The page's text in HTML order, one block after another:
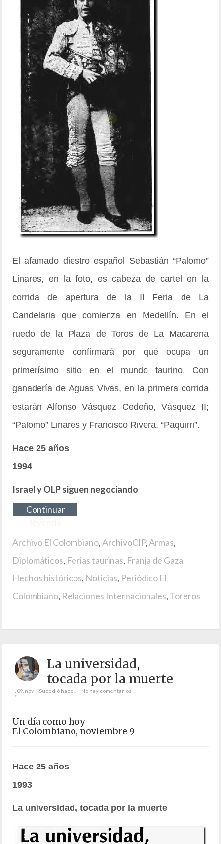
El afamado diestro español Sebastián “Palomo”
Linares, en la foto, es cabeza de cartel en la
corrida de apertura de la II Feria de La
Candelaria que comienza en Medellín. En el
ruedo de la Plaza de Toros de La Macarena
seguramente confirmará por qué ocupa un
primerísimo sitio en el mundo taurino. Con
ganadería de Aguas Vivas, en la primera corrida
estarán Alfonso Vásquez Cedeño, Vásquez II;
“Palomo” Linares y Francisco Rivera, “Paquirri”.
Hace 25 años
1994
Israel y OLP siguen negociando
Continuar
Archivo El Colombiano,ArchivoCIP,Armas,
Diplomáticos, Ferias taurinas, Franja de Gaza,
Hechos históricos, Noticias, Periódico El
Colombiano, Relaciones Internacionales, Toreros
La universidad,
tocada por la muerte
;09. nov Sucedió hace... No hay comentarios
Un día como hoy
El Colombiano, noviembre 9
Hace 25 años
1993
La universidad, tocada por la muerte